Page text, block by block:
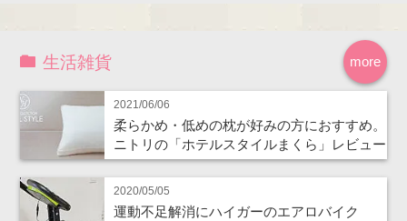
more
生活雑貨
2021/06/06
柔らかめ・低めの枕が好みの方におすすめ。
ニトリの「ホテルスタイルまくら」レビュー
2020/05/05
運動不足解消にハイガーのエアロバイク